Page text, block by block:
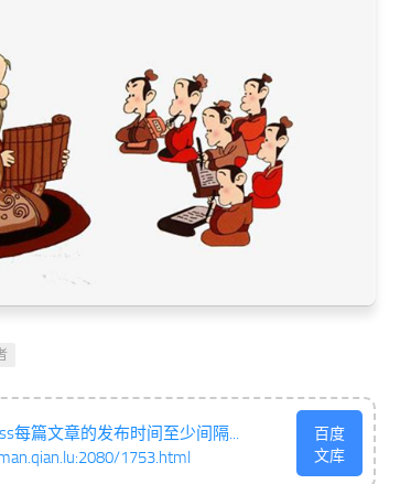
每篇文章的发布时间至少间隔...
1753.html
百度
文库